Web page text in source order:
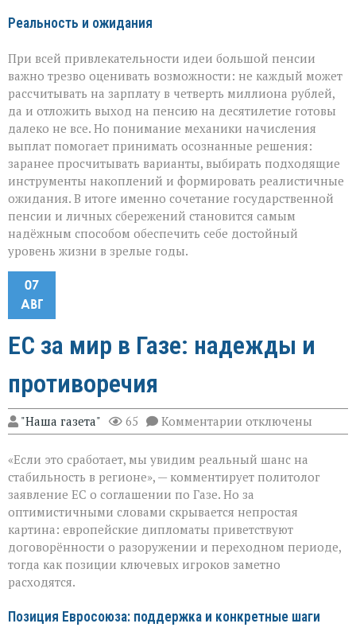
Реальность и ожидания
При всей привлекательности идеи большой пенсии
важно трезво оценивать возможности: не каждый может
рассчитывать на зарплату в четверть миллиона рублей,
да и отложить выход на пенсию на десятилетие готовы
далеко не все. Но понимание механики начисления
выплат помогает принимать осознанные решения:
заранее просчитывать варианты, выбирать подходящие
инструменты накоплений и формировать реалистичные
ожидания. В итоге именно сочетание государственной
пенсии и личных сбережений становится самым
надёжным способом обеспечить себе достойный
уровень жизни в зрелые годы.
07
АВГ
ЕС за мир в Газе: надежды и
противоречия
"Наша газета" 65 Комментарии к
записи
за
мир
Газе:
надежды
и
противоречия
отключены
«Если это сработает, мы увидим реальный шанс на
стабильность в регионе», — комментирует политолог
заявление ЕС о соглашении по Газе. Но за
оптимистичными словами скрывается непростая
картина: европейские дипломаты приветствуют
договорённости о разоружении и переходном периоде,
тогда как позиции ключевых игроков заметно
расходятся.
Позиция Евросоюза: поддержка и конкретные шаги